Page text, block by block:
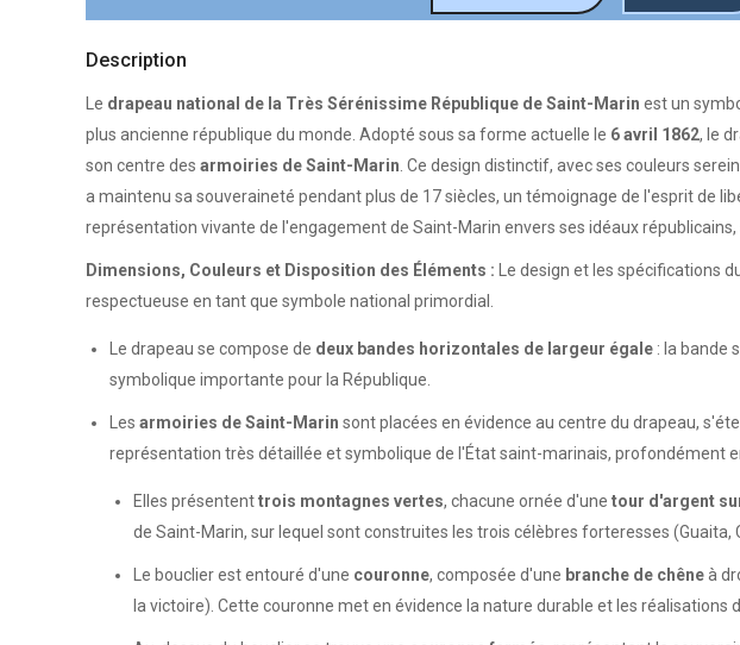
Description
Le drapeau national de la Très Sérénissime République de Saint-Marin est un
plus ancienne république du monde. Adopté sous sa forme actuelle le 6 avril 1862, le
son centre des armoiries de Saint-Marin . Ce design distinctif, avec ses couleurs
a maintenu sa souveraineté pendant plus de 17 siècles, un témoignage de l'esprit de
représentation vivante de l'engagement de Saint-Marin envers ses idéaux
Dimensions, Couleurs et Disposition des Éléments : Le design et les spécifications
respectueuse en tant que symbole national primordial.
Le drapeau se compose de deux bandes horizontales de largeur égale : la bande
symbolique importante pour la République.
Les armoiries de Saint-Marin sont placées en évidence au centre du drapeau,
représentation très détaillée et symbolique de l'État saint-marinais, profondément
Elles présententtrois montagnes vertes, chacune ornée d'une tour d'argent
de Saint-Marin, sur lequel sont construites les trois célèbres forteresses
Le bouclier est entouré d'une couronne, composée d'une branche de chêneà
la victoire). Cette couronne met en évidence la nature durable et les réalisations